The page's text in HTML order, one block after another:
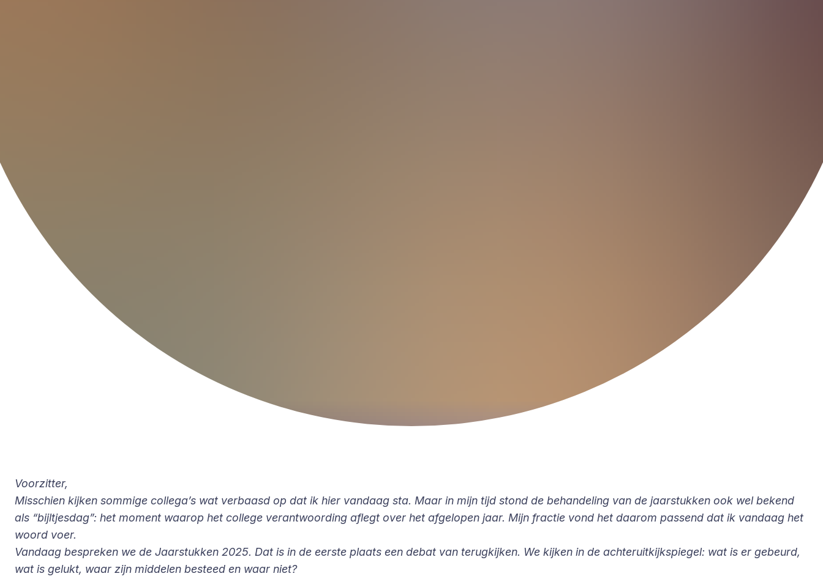
Voorzitter,
Misschien kijken sommige collega’s wat verbaasd op dat ik hier vandaag sta. Maar in mijn tijd stond de behandeling van de jaarstukken ook wel bekend
als “bijltjesdag”: het moment waarop het college verantwoording aflegt over het afgelopen jaar. Mijn fractie vond het daarom passend dat ik vandaag het
woord voer.
Vandaag bespreken we de Jaarstukken 2025. Dat is in de eerste plaats een debat van terugkijken. We kijken in de achteruitkijkspiegel: wat is er gebeurd,
wat is gelukt, waar zijn middelen besteed en waar niet?